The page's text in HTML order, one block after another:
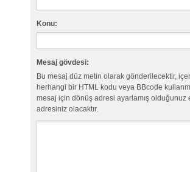
Konu:
Mesaj gövdesi:
Bu mesaj düz metin olarak gönderilecektir,
herhangi bir HTML kodu veya BBcode
mesaj için dönüş adresi ayarlamış olduğunuz
adresiniz olacaktır.